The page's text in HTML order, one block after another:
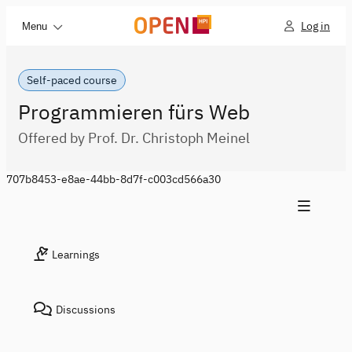
Menu Log in
Self-paced course
Programmieren fürs Web
Offered by Prof. Dr. Christoph Meinel
707b8453-e8ae-44bb-8d7f-c003cd566a30
Learnings
Discussions